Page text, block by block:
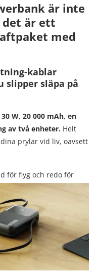
är inte
det är ett
med
kablar
slipper släpa på
30 W, 20 000 mAh, en
av två enheter. Helt
prylar vid liv, oavsett
för flyg och redo för